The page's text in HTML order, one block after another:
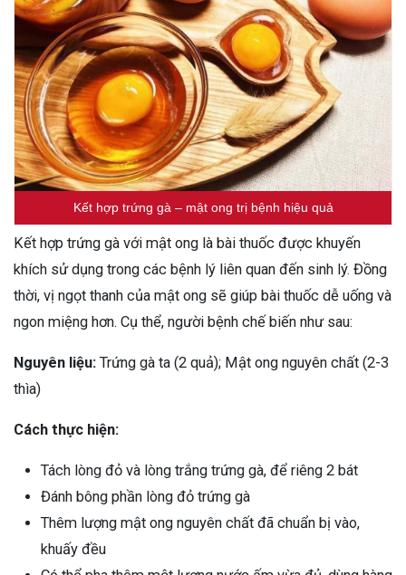
Kết hợp trứng gà – mật ong trị bệnh hiệu quả
Kết hợp trứng gà với mật ong là bài thuốc được khuyến
khích sử dụng trong các bệnh lý liên quan đến sinh lý. Đồng
thời, vị ngọt thanh của mật ong sẽ giúp bài thuốc dễ uống và
ngon miệng hơn. Cụ thể, người bệnh chế biến như sau:
Nguyên liệu: Trứng gà ta (2 quả); Mật ong nguyên chất (2-3
thìa)
Cách thực hiện:
Tách lòng đỏ và lòng trắng trứng gà, để riêng 2 bát
Đánh bông phần lòng đỏ trứng gà
Thêm lượng mật ong nguyên chất đã chuẩn bị vào,
khuấy đều